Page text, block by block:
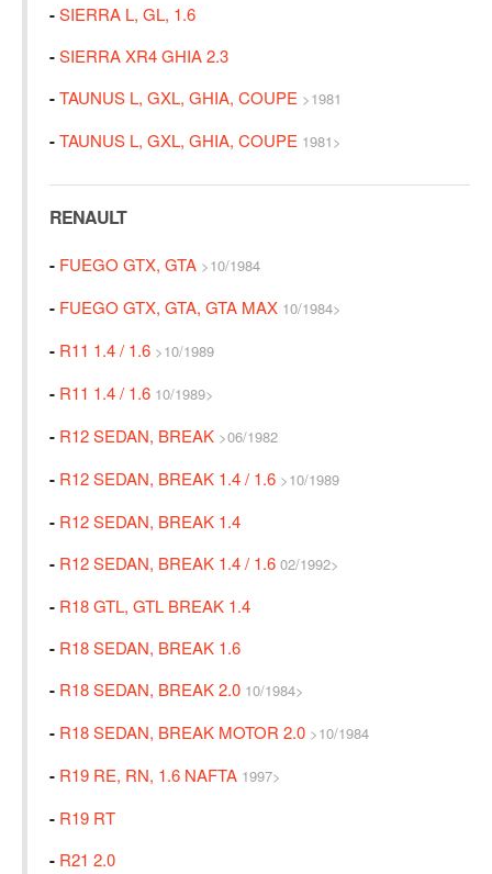
-SIERRA L, GL, 1.6
-SIERRA XR4 GHIA 2.3
-TAUNUS L, GXL, GHIA, COUPE >1981
-TAUNUS L, GXL, GHIA, COUPE 1981>
RENAULT
- FUEGO GTX, GTA >10/1984
- FUEGO GTX, GTA, GTA MAX 10/1984>
- R11 1.4 / 1.6 >10/1989
- R11 1.4 / 1.6 10/1989>
- R12 SEDAN, BREAK >06/1982
- R12 SEDAN, BREAK 1.4 / 1.6 >10/1989
- R12 SEDAN, BREAK 1.4
- R12 SEDAN, BREAK 1.4 / 1.6 02/1992>
- R18 GTL, GTL BREAK 1.4
- R18 SEDAN, BREAK 1.6
- R18 SEDAN, BREAK 2.0 10/1984>
- R18 SEDAN, BREAK MOTOR 2.0 >10/1984
- R19 RE, RN, 1.6 NAFTA 1997>
- R19 RT
- R21 2.0